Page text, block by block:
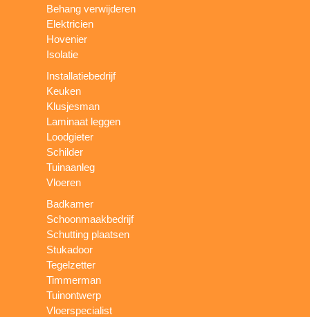
Behang verwijderen
Elektricien
Hovenier
Isolatie
Installatiebedrijf
Keuken
Klusjesman
Laminaat leggen
Loodgieter
Schilder
Tuinaanleg
Vloeren
Badkamer
Schoonmaakbedrijf
Schutting plaatsen
Stukadoor
Tegelzetter
Timmerman
Tuinontwerp
Vloerspecialist